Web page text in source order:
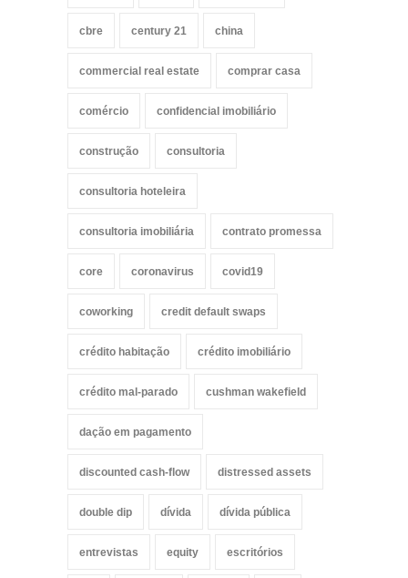
cbre century 21 china
commercial real estate comprar casa
comércio confidencial imobiliário
construção consultoria
consultoria hoteleira
consultoria imobiliária contrato promessa
core coronavirus covid19
coworking credit default swaps
crédito habitação crédito imobiliário
crédito mal-parado cushman wakefield
dação em pagamento
discounted cash-flow distressed assets
double dip dívida dívida pública
entrevistas equity escritórios